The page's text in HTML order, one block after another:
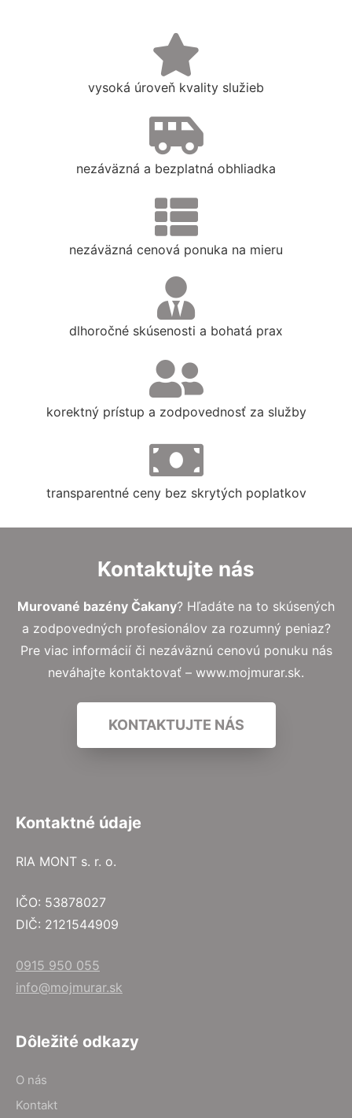
vysoká úroveň kvality služieb
nezáväzná a bezplatná obhliadka
nezáväzná cenová ponuka na mieru
dlhoročné skúsenosti a bohatá prax
korektný prístup a zodpovednosť za služby
transparentné ceny bez skrytých poplatkov
Kontaktujte nás
Murované bazény Čakany? Hľadáte na to skúsených
a zodpovedných profesionálov za rozumný peniaz?
Pre viac informácií či nezáväznú cenovú ponuku nás
neváhajte kontaktovať – www.mojmurar.sk.
KONTAKTUJTE NÁS
Kontaktné údaje
RIA MONT s. r. o.
IČO: 53878027
DIČ: 2121544909
0915 950 055
info@mojmurar.sk
Dôležité odkazy
O nás
Kontakt